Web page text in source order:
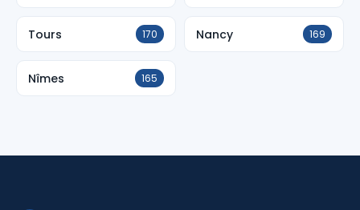
Tours 170 Nancy 169
Nîmes 165